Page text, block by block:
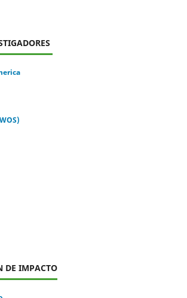
DE IMPACTO